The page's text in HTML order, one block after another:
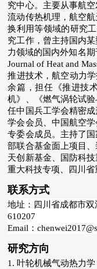
究中心。主要从事航空
流动传热机理， 航空
换利用等领域的研究
究工作，曾主持国内
力领域的国内外知名期
Journal of Heat and
推进技术，航空动力
余篇，担任《推进技
机》、《燃气涡轮试
任中国兵工学会精密
学会会员、中国航空
专委会成员。主持了
部联合基金面上项目
天创新基金、国防科
重大科技专项、四川省
联系方式
地址：四川省成都市双
610207
Email：
研究方向
1. 叶轮机械气动热力学